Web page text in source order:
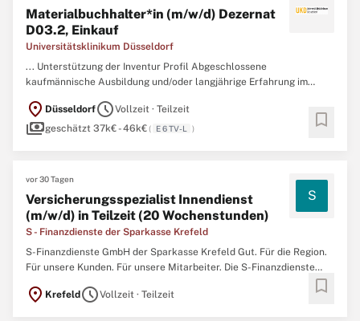
Materialbuchhalter*in (m/w/d) Dezernat
D03.2, Einkauf
Universitätsklinikum Düsseldorf
... Unterstützung der Inventur Profil Abgeschlossene
kaufmännische Ausbildung und/oder langjährige Erfahrung im
medizinischen SachbedarfSAP-Kenntnisse im
Materialwirtschaftlichen Bereich Microsoft Office Signifikante
location_on DüsseldorfscheduleVollzeit · Teilzeit
paymentsgeschätzt 37k€ - 46k€( E 6 TV-L ) bookmark
vor 30 Tagen
Versicherungsspezialist Innendienst
(m/w/d) in Teilzeit (20 Wochenstunden)
S - Finanzdienste der Sparkasse Krefeld
S
S-Finanzdienste GmbH der Sparkasse Krefeld Gut. Für die Region.
Für unsere Kunden. Für unsere Mitarbeiter. Die S-Finanzdienste
unseren Aufgaben gehört es, die Mitarbeiter der Sparkasse Krefeld
location_on Krefeld scheduleVollzeit · Teilzeit bookmark